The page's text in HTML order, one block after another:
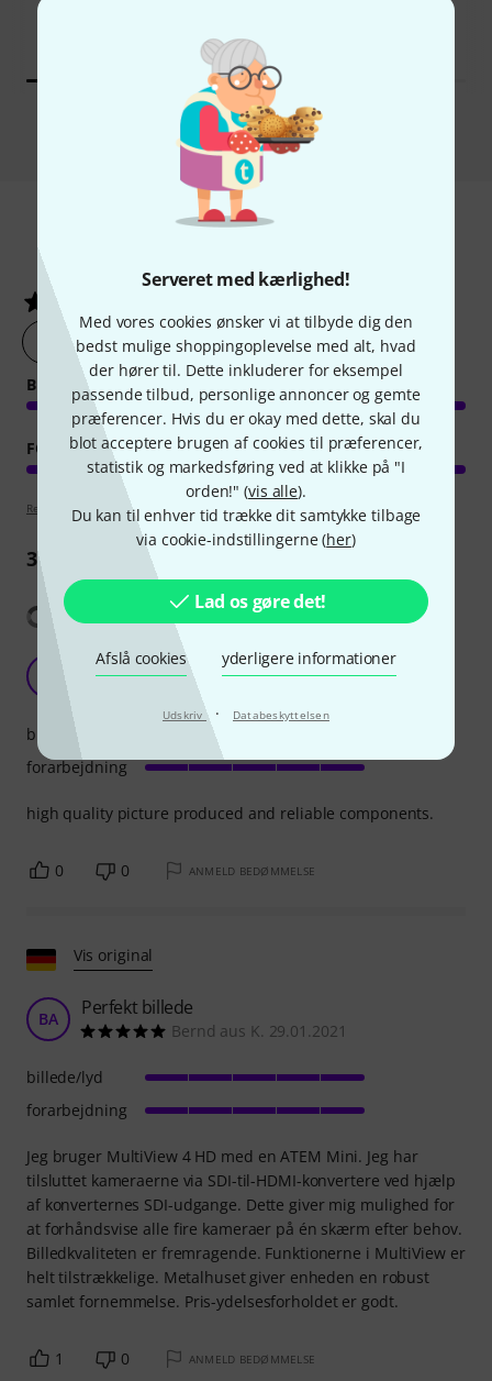
Serveret med kærlighed!
Med vores cookies ønsker vi at tilbyde dig den
bedst mulige shoppingoplevelse med alt, hvad
der hører til. Dette inkluderer for eksempel
passende tilbud, personlige annoncer og gemte
præferencer. Hvis du er okay med dette, skal du
blot acceptere brugen af cookies til præferencer,
statistik og markedsføring ved at klikke på "I
orden!" (vis alle).
Du kan til enhver tid trække dit samtykke tilbage
via cookie-indstillingerne (her)
Lad os gøre det!
Afslå cookies yderligere informationer
Udskriv · Databeskyttelsen
Sammenlign
lav en vurdering af produktet nu
BILLEDE/LYD
FORARBEJDNING
Retningslinjer for anmeldelser
3Anmeldelser
Vis oversættelse
does what it says on the tin
Pat7517 27.01.2024
high quality picture produced and reliable components.
billede/lyd
forarbejdning
0 0 ANMELD BEDØMMELSE
Vis original
BA Perfekt billede
Bernd aus K. 29.01.2021
Jeg bruger MultiView 4 HD med en ATEM Mini. Jeg har
tilsluttet kameraerne via SDI-til-HDMI-konvertere ved hjælp
af konverternes SDI-udgange. Dette giver mig mulighed for
at forhåndsvise alle fire kameraer på én skærm efter behov.
Billedkvaliteten er fremragende. Funktionerne i MultiView er
helt tilstrækkelige. Metalhuset giver enheden en robust
samlet fornemmelse. Pris-ydelsesforholdet er godt.
billede/lyd
forarbejdning
1 0 ANMELD BEDØMMELSE